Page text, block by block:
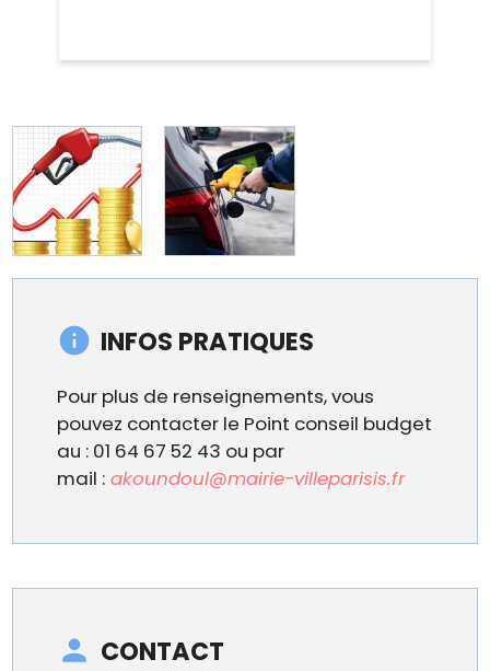
INFOS PRATIQUES
Pour plus de renseignements, vous
pouvez contacter le Point conseil budget
au : 01 64 67 52 43 ou par
mail : akoundoul@mairie-villeparisis.fr
CONTACT